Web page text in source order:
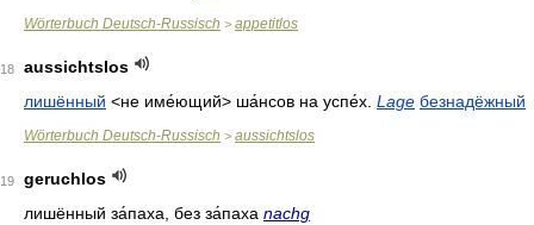
Wörterbuch Deutsch-Russisch > appetitlos
18
aussichtslos
лишённый <не име́ющий> ша́нсов на успе́х Lage безнадёжный
Wörterbuch Deutsch-Russisch > aussichtslos
19
geruchlos
лишённый за́паха без за́паха nachg